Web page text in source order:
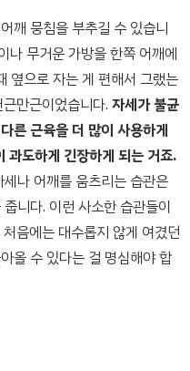
깨 뭉침을 부추길 수 있습니
나 무거운 가방을 한쪽 어깨에
옆으로 자는 게 편해서 그랬는
만근이었습니다. 자세가 불균
른 근육을 더 많이 사용하게
과도하게 긴장하게 되는 거죠.
나 어깨를 움츠리는 습관은
니다. 이런 사소한 습관들이
음에는 대수롭지 않게 여겼던
올 수 있다는 걸 명심해야 합